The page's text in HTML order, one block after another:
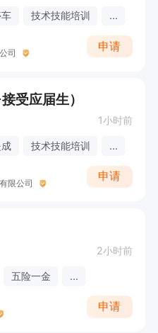
技术技能培训 ...
司
申请
受应届生）
1小时前
技术技能培训 ...
限公司
申请
2小时前
五险一金 ...
申请